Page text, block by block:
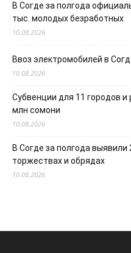
В Согде за полгода
тыс. молодых безработных
10.08.2026
Ввоз электромобилей в
10.08.2026
Субвенции для 11 городов
млн сомони
10.08.2026
В Согде за полгода выявили
торжествах и обрядах
10.08.2026